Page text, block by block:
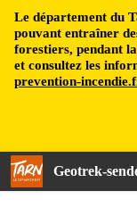
Le département du
pouvant entraîner
forestiers, pendant
et consultez les
prevention-
Geotrek-